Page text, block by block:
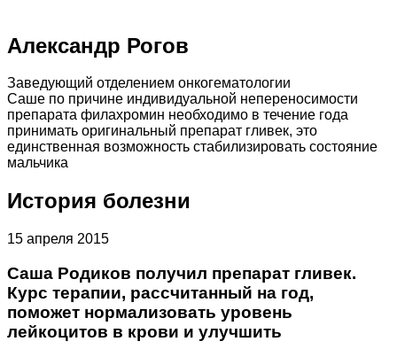
Александр Рогов
Заведующий отделением онкогематологии
Саше по причине индивидуальной непереносимости
препарата филахромин необходимо в течение года
принимать оригинальный препарат гливек, это
единственная возможность стабилизировать состояние
мальчика
История болезни
15 апреля 2015
Саша Родиков получил препарат гливек.
Курс терапии, рассчитанный на год,
поможет нормализовать уровень
лейкоцитов в крови и улучшить